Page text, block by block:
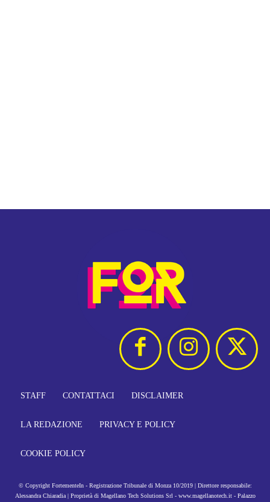
STAFF CONTATTACI DISCLAIMER
LA REDAZIONE PRIVACY E POLICY
COOKIE POLICY
© Copyright FortementeIn - Registrazione Tribunale di Monza 10/2019 | Direttore responsabile:
Alessandra Chiaradia | Proprietà di Magellano Tech Solutions Srl - www.magellanotech.it - Palazzo